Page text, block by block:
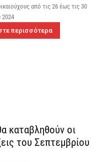
από τις 26 έως τις 30
2024
περισσότερα
καταβληθούν οι
του Σεπτεμβρίου